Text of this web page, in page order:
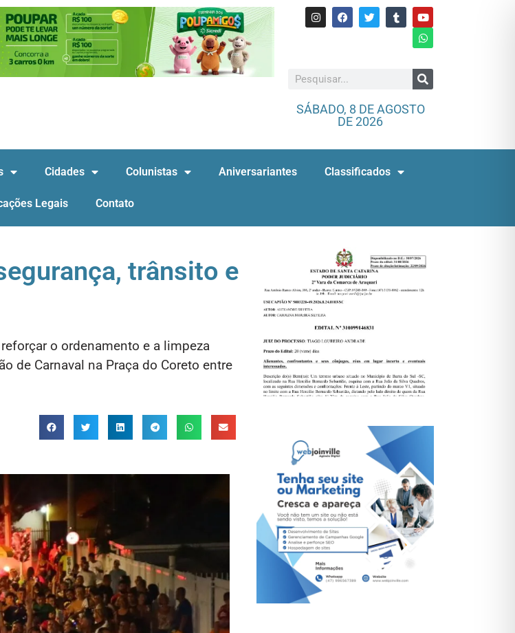
SÁBADO, 8 DE AGOSTO
DE 2026
Cidades Colunistas Aniversariantes Classificados
Legais Contato
trânsito e
o ordenamento e a limpeza
de Carnaval na Praça do Coreto entre